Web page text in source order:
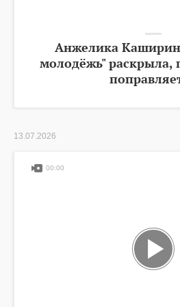
Анжелика
молодёжь" раскрыла,
13.07.2026
00:00